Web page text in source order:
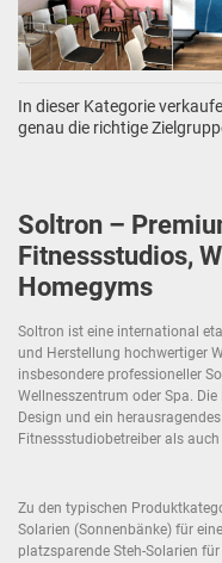
In dieser Kategorie
genau die richtige
Soltron –
Fitnessstudios,
Homegyms
Soltron ist eine international
und Herstellung hochwertiger
insbesondere professioneller
Wellnesszentrum oder Spa.
Design und ein
Fitnessstudiobetreiber als
Zu den typischen
Solarien (Sonnenbänke) für
platzsparende Steh-Solarien